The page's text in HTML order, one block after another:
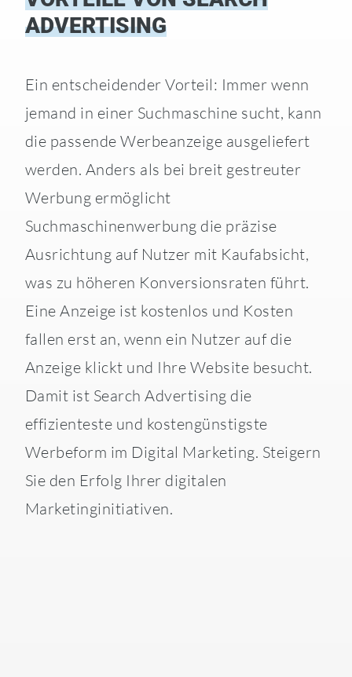
ADVERTISING
Ein entscheidender Vorteil: Immer wenn
jemand in einer Suchmaschine sucht, kann
die passende Werbeanzeige ausgeliefert
werden. Anders als bei breit gestreuter
Werbung ermöglicht
Suchmaschinenwerbung die präzise
Ausrichtung auf Nutzer mit Kaufabsicht,
was zu höheren Konversionsraten führt.
Eine Anzeige ist kostenlos und Kosten
fallen erst an, wenn ein Nutzer auf die
Anzeige klickt und Ihre Website besucht.
Damit ist Search Advertising die
effizienteste und kostengünstigste
Werbeform im Digital Marketing. Steigern
Sie den Erfolg Ihrer digitalen
Marketinginitiativen.